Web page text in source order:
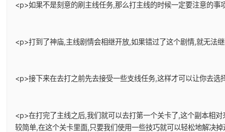
<p>如果不是刻意的刷主线任务,那么打主线的时候一定要注意的
<p>打到了神庙,主线剧情会相继开放,如果错过了这个剧情,就无法
<p>接下来在去打之前先去接受一些支线任务,这样才可以让你去
<p>在打完了主线之后,我们就可以去打第一个关卡了,这个副本相
较简单,在这个关卡里面,只要我们使用一些技巧就可以轻松地解决